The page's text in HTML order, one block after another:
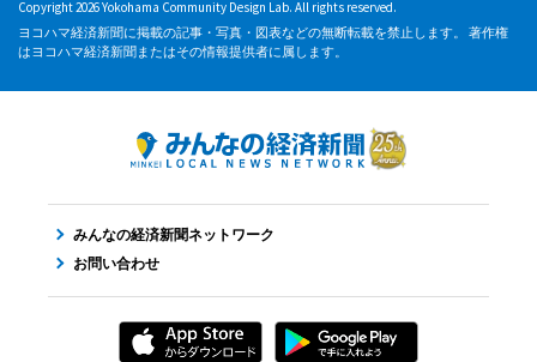
Copyright 2026 Yokohama Community Design Lab. All rights reserved.
ヨコハマ経済新聞に掲載の記事・写真・図表などの無断転載を禁止します。 著作権
はヨコハマ経済新聞またはその情報提供者に属します。
みんなの経済新聞ネットワーク
お問い合わせ